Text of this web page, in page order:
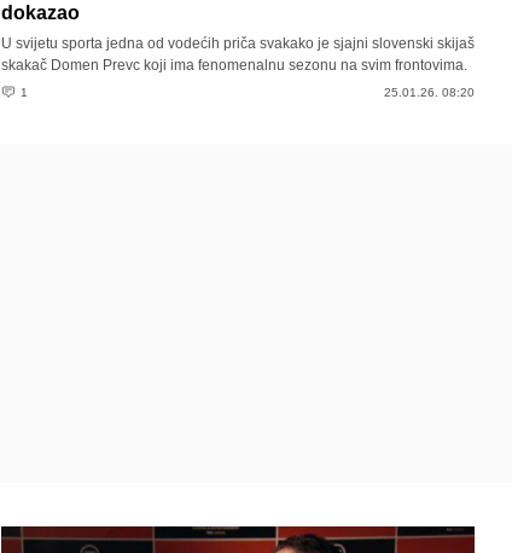
dokazao
U svijetu sporta jedna od vodećih priča svakako je sjajni slovenski skijaš
skakač Domen Prevc koji ima fenomenalnu sezonu na svim frontovima.
1 25.01.26. 08:20